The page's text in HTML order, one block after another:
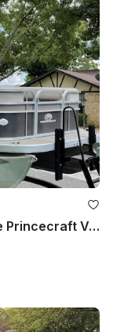
Mínimo de 3 dias: barco flutuante Princecraft Vectra 23 XT 2019 | Lake Granbury